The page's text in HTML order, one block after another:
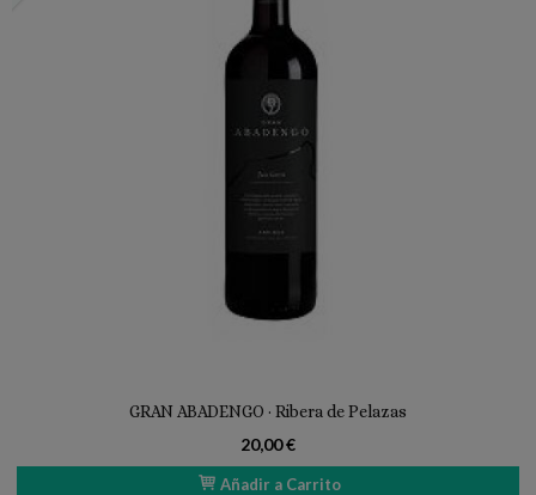
GRAN ABADENGO · Ribera de Pelazas
20,00 €
Añadir a Carrito